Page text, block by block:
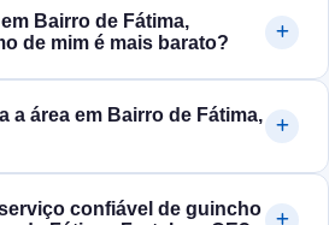
Bairro de Fátima,
de mim é mais barato?
a área em Bairro de Fátima,
confiável de guincho